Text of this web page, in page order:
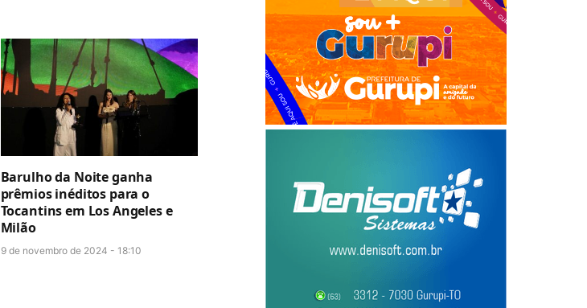
Barulho da Noite ganha
prêmios inéditos para o
Tocantins em Los Angeles e
Milão
9 de novembro de 2024 - 18:10